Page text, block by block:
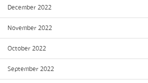
December 2022
November 2022
October 2022
September 2022